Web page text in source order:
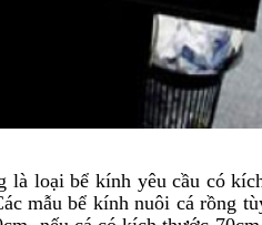
là loại bể kính yêu cầu có
mẫu bể kính nuôi cá rồng